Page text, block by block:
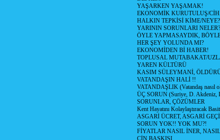
YAŞARKEN YAŞAMAK!
EKONOMİK KURUTULUŞ/
HALKIN TEPKİSİ KİME/NEYE?
YARININ SORUNLARI NELER?
ÖYLE YAPMASAYDIK,
HER ŞEY YOLUNDA MI?
EKONOMİDEN Bİ HABER!
TOPLUSAL MUTABAKAT/
YAREN KÜLTÜRÜ
KASIM SÜLEYMANİ,
VATANDAŞIN HALİ !!
VATANDAŞLIK (Vatandaş nasıl
ÜÇ SORUN (Suriye, D. Akdeniz,
SORUNLAR, ÇÖZÜMLER
Kent Hayatını Kolaylaştıracak
ASGARİ ÜCRET, ASGARİ
SORUN YOK!! YOK MU?!
FİYATLAR NASIL İNER,
ÇİN BASKISI